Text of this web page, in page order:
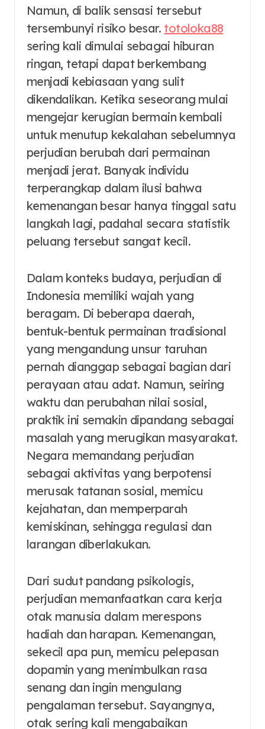
Namun, di balik sensasi tersebut
tersembunyi risiko besar. totoloka88
sering kali dimulai sebagai hiburan
ringan, tetapi dapat berkembang
menjadi kebiasaan yang sulit
dikendalikan. Ketika seseorang mulai
mengejar kerugian bermain kembali
untuk menutup kekalahan sebelumnya
perjudian berubah dari permainan
menjadi jerat. Banyak individu
terperangkap dalam ilusi bahwa
kemenangan besar hanya tinggal satu
langkah lagi, padahal secara statistik
peluang tersebut sangat kecil.
Dalam konteks budaya, perjudian di
Indonesia memiliki wajah yang
beragam. Di beberapa daerah,
bentuk-bentuk permainan tradisional
yang mengandung unsur taruhan
pernah dianggap sebagai bagian dari
perayaan atau adat. Namun, seiring
waktu dan perubahan nilai sosial,
praktik ini semakin dipandang sebagai
masalah yang merugikan masyarakat.
Negara memandang perjudian
sebagai aktivitas yang berpotensi
merusak tatanan sosial, memicu
kejahatan, dan memperparah
kemiskinan, sehingga regulasi dan
larangan diberlakukan.
Dari sudut pandang psikologis,
perjudian memanfaatkan cara kerja
otak manusia dalam merespons
hadiah dan harapan. Kemenangan,
sekecil apa pun, memicu pelepasan
dopamin yang menimbulkan rasa
senang dan ingin mengulang
pengalaman tersebut. Sayangnya,
otak sering kali mengabaikan